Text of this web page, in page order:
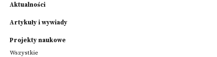
Aktualności
Artykuły i wywiady
Projekty naukowe
Wszystkie